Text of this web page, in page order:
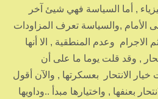
, أما السياسة فهي شيئ آخر
الأمام ,والسياسة تعرف المزاودات
الاجرام وعدم المنطقية , الا أنها
, وقد قلت يوما ما على أن
الانتحار بعسكرتها , والآن أقول
بعنفها , واختيارها مبدأ ..وداويها